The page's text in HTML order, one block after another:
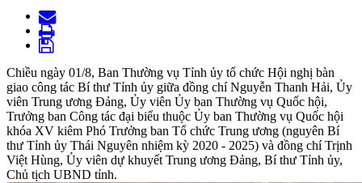
Chiều ngày 01/8, Ban Thường vụ Tỉnh ủy tổ chức Hội nghị bàn
giao công tác Bí thư Tỉnh ủy giữa đồng chí Nguyễn Thanh Hải, Ủy
viên Trung ương Đảng, Ủy viên Ủy ban Thường vụ Quốc hội,
Trưởng ban Công tác đại biểu thuộc Ủy ban Thường vụ Quốc hội
khóa XV kiêm Phó Trưởng ban Tổ chức Trung ương (nguyên Bí
thư Tỉnh ủy Thái Nguyên nhiệm kỳ 2020 - 2025) và đồng chí Trịnh
Việt Hùng, Ủy viên dự khuyết Trung ương Đảng, Bí thư Tỉnh ủy,
Chủ tịch UBND tỉnh.